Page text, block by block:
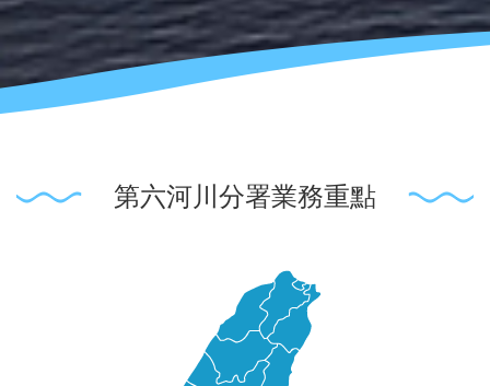
第六河川分署業務重點